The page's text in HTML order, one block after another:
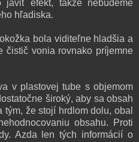
efekt, takže nebudeme
hľadiska.
bola viditeľne hladšia a
čistič vonia rovnako príjemne
v plastovej tube s objemom
široký, aby sa obsah
že stojí hrdlom dolu, obal
obsahu.
Proti
Azda len tých informácií o